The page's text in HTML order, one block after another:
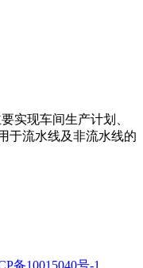
实现车间生产计划、
于流水线及非流水线的